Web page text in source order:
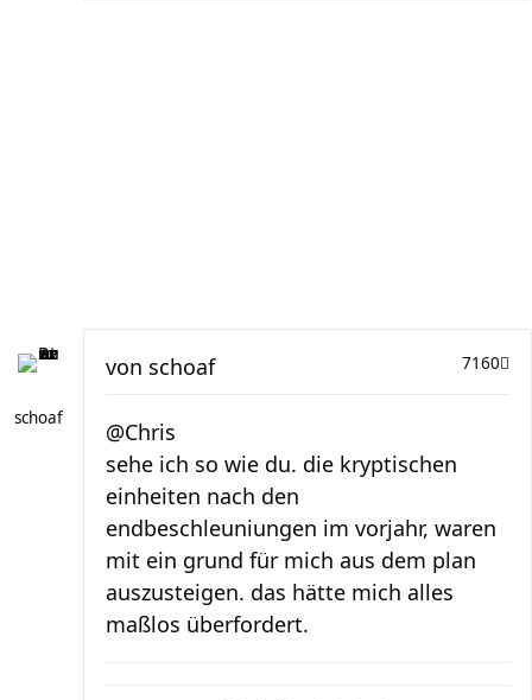
schoaf
7160
von schoaf
@Chris
sehe ich so wie du. die kryptischen
einheiten nach den
endbeschleuniungen im vorjahr, waren
mit ein grund für mich aus dem plan
auszusteigen. das hätte mich alles
maßlos überfordert.